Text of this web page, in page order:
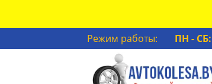
Режим работы: ПН - СБ: